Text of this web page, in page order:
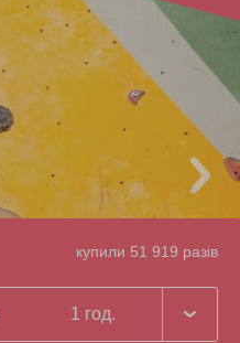
купили 51 919 разів
1 год.